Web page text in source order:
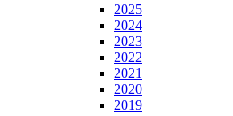
2025
2024
2023
2022
2021
2020
2019